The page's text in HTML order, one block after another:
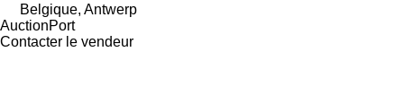
Belgique, Antwerp
AuctionPort
Contacter le vendeur